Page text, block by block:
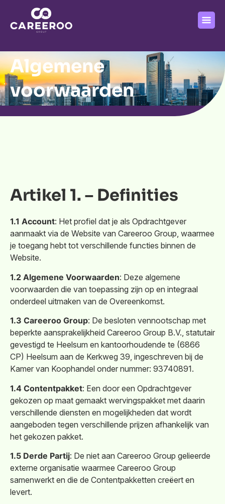
Algemene
voorwaarden
Artikel 1. – Definities
1.1 Account: Het profiel dat je als Opdrachtgever
aanmaakt via de Website van Careeroo Group, waarmee
je toegang hebt tot verschillende functies binnen de
Website.
1.2 Algemene Voorwaarden: Deze algemene
voorwaarden die van toepassing zijn op en integraal
onderdeel uitmaken van de Overeenkomst.
1.3 Careeroo Group: De besloten vennootschap met
beperkte aansprakelijkheid Careeroo Group B.V., statutair
gevestigd te Heelsum en kantoorhoudende te (6866
CP) Heelsum aan de Kerkweg 39, ingeschreven bij de
Kamer van Koophandel onder nummer: 93740891.
1.4 Contentpakket: Een door een Opdrachtgever
gekozen op maat gemaakt wervingspakket met daarin
verschillende diensten en mogelijkheden dat wordt
aangeboden tegen verschillende prijzen afhankelijk van
het gekozen pakket.
1.5 Derde Partij: De niet aan Careeroo Group gelieerde
externe organisatie waarmee Careeroo Group
samenwerkt en die de Contentpakketten creëert en
levert.